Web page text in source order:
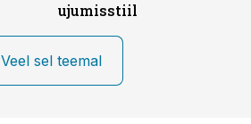
ujumisstiil
Veel sel teemal